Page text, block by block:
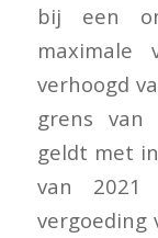
bij een
maximale
verhoogd
grens van
geldt met
van 2021
vergoeding